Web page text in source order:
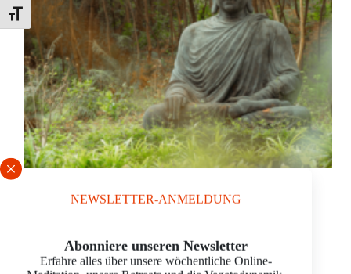
Schrift vergrößern
NEWSLETTER-ANMELDUNG
Abonniere unseren Newsletter
Erfahre alles über unsere wöchentliche Online-
VegetoDynamik®